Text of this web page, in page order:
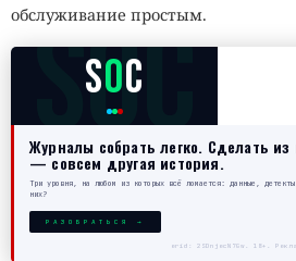
обслуживание простым.
SOC
SOC
Журналы собрать легко. Сделать из
— совсем другая история.
Три уровня, на любом из которых всё ломается: данные,
них?
РАЗОБРАТЬСЯ →
erid: 2SDnjecN7Gw. 18+.